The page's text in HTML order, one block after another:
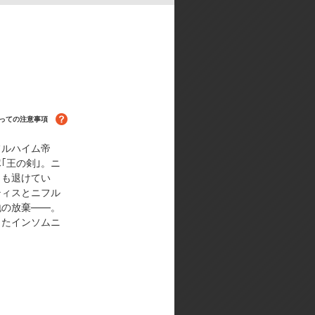
題！
ての注意事項
ハイム帝
王の剣｣。ニ
退けてい
スとニフル
の放棄――。
インソムニ